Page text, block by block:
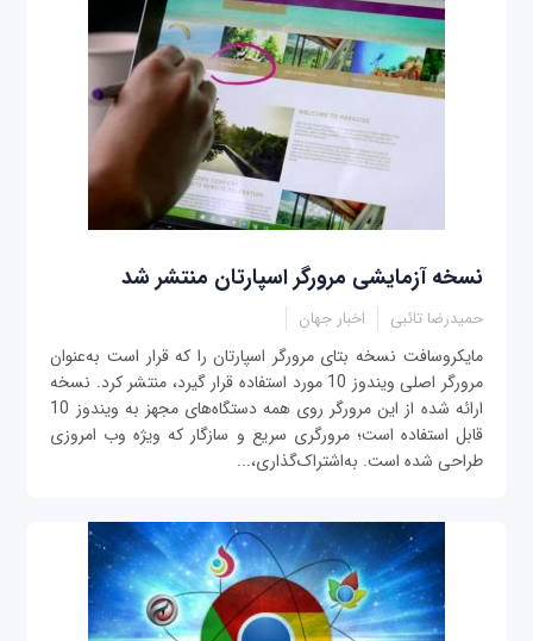
نسخه آزمایشی مرورگر اسپارتان منتشر شد
حمیدرضا تائبی اخبار جهان
مایکروسافت نسخه بتای مرورگر اسپارتان را که قرار است به‌عنوان
مرورگر اصلی ویندوز 10 مورد استفاده قرار گیرد، منتشر کرد. نسخه
ارائه شده از این مرورگر روی همه دستگاه‌های مجهز به ویندوز 10
قابل استفاده است؛ مرورگری سریع و سازگار که ویژه وب امروزی
طراحی شده است. به‌اشتراک‌گذاری،...